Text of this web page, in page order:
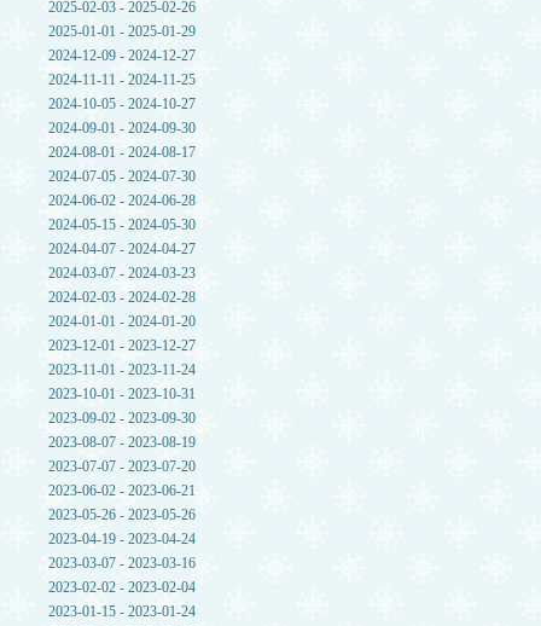
2025-02-03 - 2025-02-26
2025-01-01 - 2025-01-29
2024-12-09 - 2024-12-27
2024-11-11 - 2024-11-25
2024-10-05 - 2024-10-27
2024-09-01 - 2024-09-30
2024-08-01 - 2024-08-17
2024-07-05 - 2024-07-30
2024-06-02 - 2024-06-28
2024-05-15 - 2024-05-30
2024-04-07 - 2024-04-27
2024-03-07 - 2024-03-23
2024-02-03 - 2024-02-28
2024-01-01 - 2024-01-20
2023-12-01 - 2023-12-27
2023-11-01 - 2023-11-24
2023-10-01 - 2023-10-31
2023-09-02 - 2023-09-30
2023-08-07 - 2023-08-19
2023-07-07 - 2023-07-20
2023-06-02 - 2023-06-21
2023-05-26 - 2023-05-26
2023-04-19 - 2023-04-24
2023-03-07 - 2023-03-16
2023-02-02 - 2023-02-04
2023-01-15 - 2023-01-24